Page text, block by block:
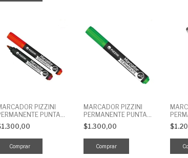
PIZZINI
PUNTA
ROJO 1160
MARCADOR PIZZINI
PERMANENTE PUNTA
REDONDA VERDE 1160
$1.300,00